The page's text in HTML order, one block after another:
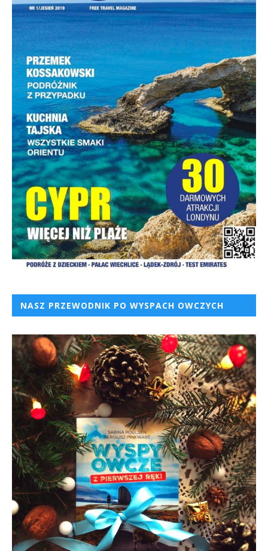
NASZ PRZEWODNIK PO WYSPACH OWCZYCH